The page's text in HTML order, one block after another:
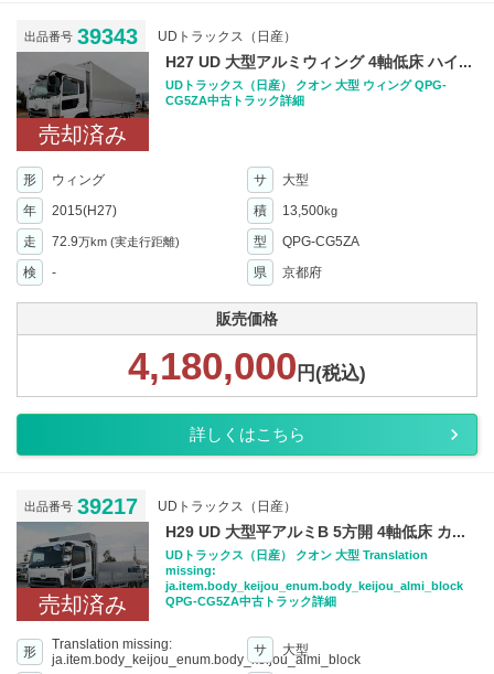
出品番号 39343 UDトラックス（日産）
売却済み
H27 UD 大型アルミウィング 4軸低床 ハイ...
UDトラックス（日産） クオン 大型 ウィング QPG-
CG5ZA中古トラック詳細
形 ウィング サ
大型
年
2015(H27) 積 13,500kg
走 72.9万km (実走行距離) 型
QPG-CG5ZA
検
- 県 京都府
販売価格
4,180,000 円(税込)
詳しくはこちら
出品番号 39217 UDトラックス（日産）
売却済み
H29 UD 大型平アルミB 5方開 4軸低床 カ...
UDトラックス（日産） クオン 大型 Translation
missing:
ja.item.body_keijou_enum.body_keijou_almi_block
QPG-CG5ZA中古トラック詳細
形
Translation missing:
ja.item.body_keijou_enum.body_keijou_almi_block
サ 大型